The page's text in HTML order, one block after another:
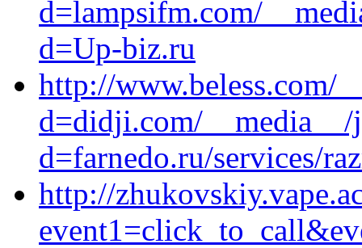
d=lampsifm.com/
d=Up-biz.ru
http://www.beless.com/
d=didji.com/__media__/
d=farnedo.ru/services/
http://